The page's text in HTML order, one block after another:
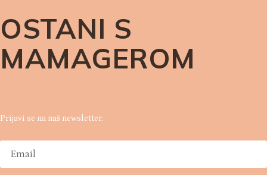
OSTANI S
MAMAGEROM
Prijavi se na naš newsletter.